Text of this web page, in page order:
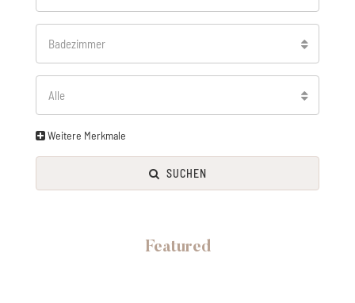
Badezimmer
Alle
Weitere Merkmale
SUCHEN
Featured